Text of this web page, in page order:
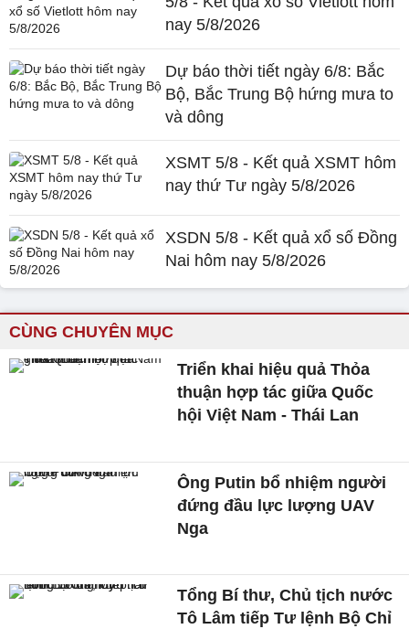
nay 5/8/2026
Dự báo thời tiết ngày 6/8: Bắc
Bộ, Bắc Trung Bộ hứng mưa to
và dông
XSMT 5/8 - Kết quả XSMT hôm
nay thứ Tư ngày 5/8/2026
XSDN 5/8 - Kết quả xổ số Đồng
Nai hôm nay 5/8/2026
CÙNG CHUYÊN MỤC
Triển khai hiệu quả Thỏa
thuận hợp tác giữa Quốc
hội Việt Nam - Thái Lan
Ông Putin bổ nhiệm người
đứng đầu lực lượng UAV
Nga
Tổng Bí thư, Chủ tịch nước
Tô Lâm tiếp Tư lệnh Bộ Chỉ